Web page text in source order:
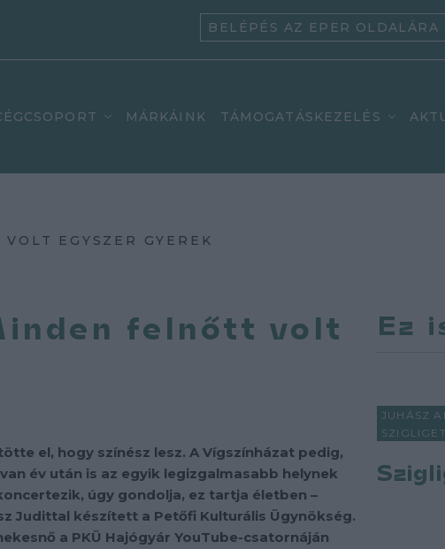
BELÉPÉS AZ EPER OLDALÁRA
MÁRKÁINK TÁMOGATÁSKEZELÉS
EGYSZER GYEREK
felnőtt volt
el, hogy színész lesz. A Vígszínházat pedig,
év után is az egyik legizgalmasabb helynek
úgy gondolja, ez tartja életben –
Judittal készített a Petőfi Kulturális Ügynökség.
a PKÜ Hajógyár YouTube-csatornáján
Ez
JUHÁSZ